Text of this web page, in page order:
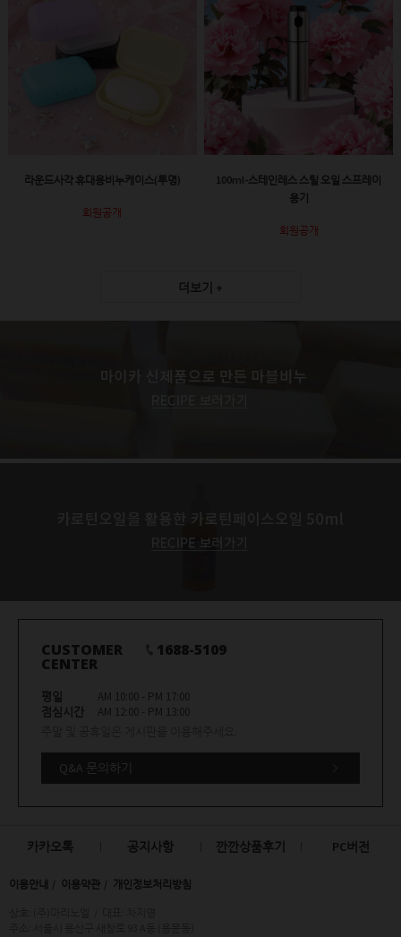
라운드사각 휴대용비누케이스(투명)
회원공개
100ml-스테인레스 스틸 오일 스프레이
용기
회원공개
더보기 +
CUSTOMER
CENTER
1688-5109
평일
AM 10:00 - PM 17:00
점심시간
AM 12:00 - PM 13:00
Q&A 문의하기
카카오톡 공지사항 깐깐상품후기 PC버전
이용안내 이용약관 개인정보처리방침